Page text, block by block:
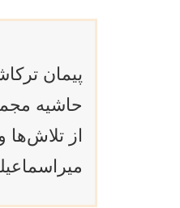
پیمان
حاشیه
از